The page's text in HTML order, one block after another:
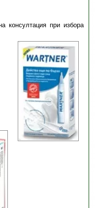
консултация при избора